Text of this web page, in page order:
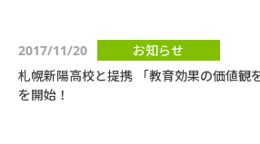
2017/11/20
お知らせ
札幌新陽高校と提携 「教育効果の価値観
を開始！